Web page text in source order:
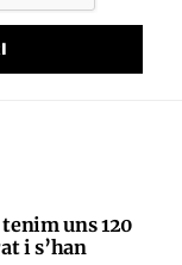
uns 120
i s’han